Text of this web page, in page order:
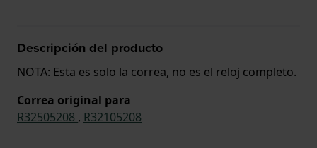
Descripción del producto
NOTA: Esta es solo la correa, no es el reloj completo.
Correa original para
R32505208 , R32105208